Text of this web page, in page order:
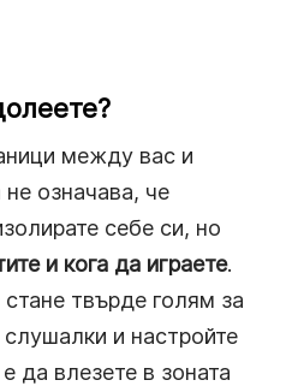
между вас и
не означава, че
себе си, но
и кога да играете.
твърде голям за
и настройте
да влезете в зоната